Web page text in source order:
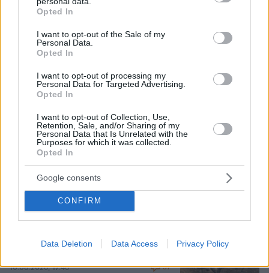
grant or deny consent to Google and its third-party tags to
use your data for below specified purposes in below Google
consent section.
Opted In
I want to opt-out of the Sale of my
Personal Data.
Opted In
I want to opt-out of processing my
Personal Data for Targeted Advertising.
Opted In
I want to opt-out of Collection, Use,
Retention, Sale, and/or Sharing of my
Personal Data that Is Unrelated with the
Purposes for which it was collected.
Opted In
Google consents
CONFIRM
Data Deletion Data Access Privacy Policy
Ιταλίδα τουρίστρια τραυματίστηκε
σοβαρά από το ρεύμα αεροπλάνου
στο αεροδρόμιο Σκιάθου
10.08.2026, 20:42
«Σκεφτόμουν την αυτοκτονία»
εξομολογήθηκε ο Μπραντ Πιτ για την
περίοδο του χωρισμού από την
Αντζελίνα Τζολί
10.08.2026, 18:23
στον αέρα, αλλά η μάχη χάθηκε στο
10.08.2026, 17:46 57